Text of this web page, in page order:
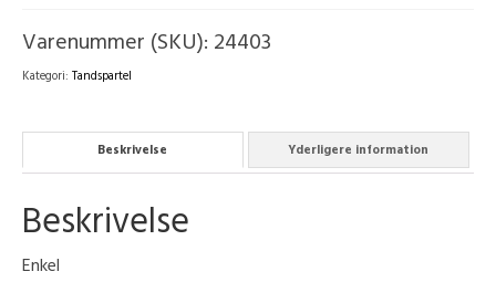
Find en medarbejder
Varenummer (SKU): 24403
Kategori: Tandspartel
Beskrivelse Yderligere information
Beskrivelse
Enkel